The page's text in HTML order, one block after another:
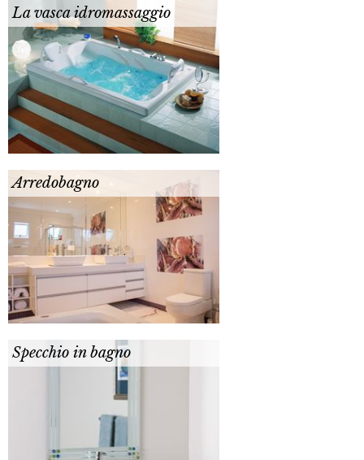
La vasca idromassaggio
Arredobagno
Specchio in bagno